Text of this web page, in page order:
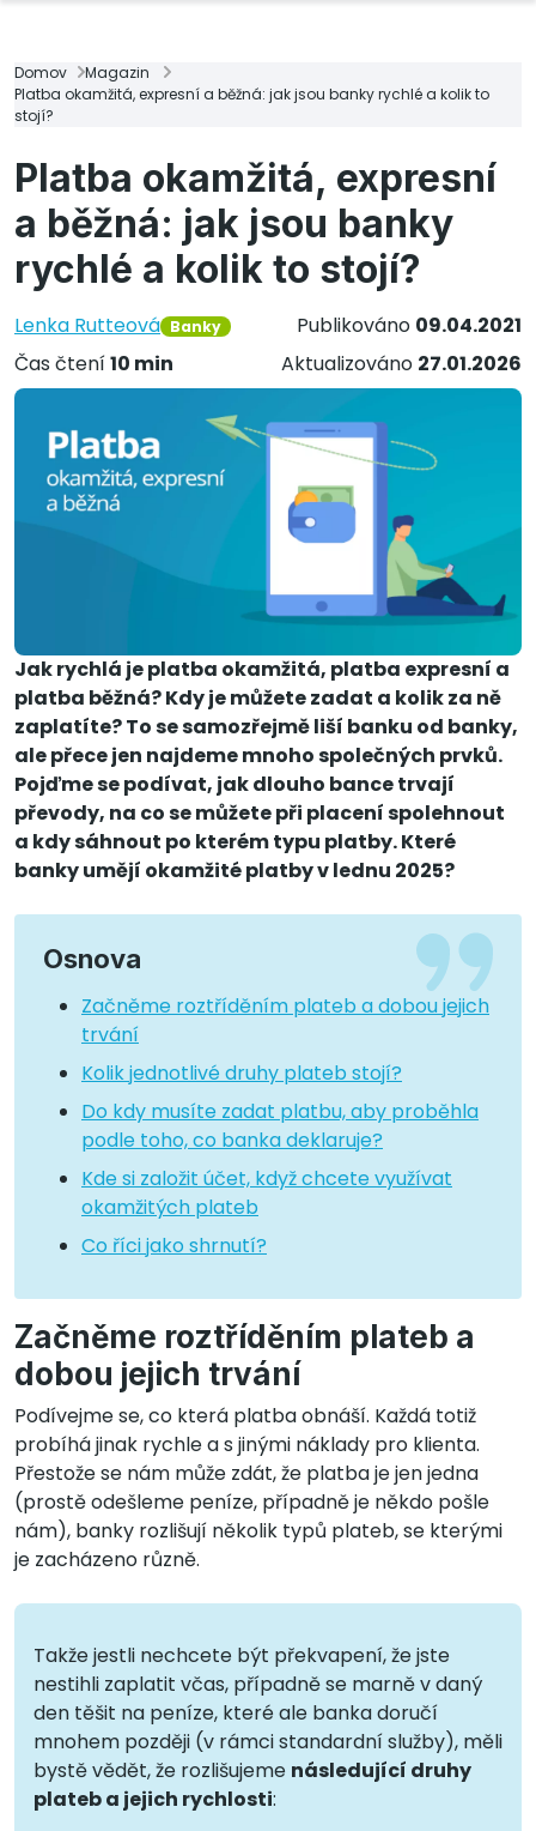
Domov
Magazin
Platba okamžitá, expresní a běžná: jak jsou banky rychlé a kolik to
stojí?
Platba okamžitá, expresní
a běžná: jak jsou banky
rychlé a kolik to stojí?
Lenka Rutteová Banky Publikováno 09.04.2021
Čas čtení10 min Aktualizováno 27.01.2026
Jak rychlá je platba okamžitá, platba expresní a
platba běžná? Kdy je můžete zadat a kolik za ně
zaplatíte? To se samozřejmě liší banku od banky,
ale přece jen najdeme mnoho společných prvků.
Pojďme se podívat, jak dlouho bance trvají
převody, na co se můžete při placení spolehnout
a kdy sáhnout po kterém typu platby. Které
banky umějí okamžité platby v lednu 2025?
Osnova
Začněme roztříděním plateb a dobou jejich
trvání
Kolik jednotlivé druhy plateb stojí?
Do kdy musíte zadat platbu, aby proběhla
podle toho, co banka deklaruje?
Kde si založit účet, když chcete využívat
okamžitých plateb
Co říci jako shrnutí?
Začněme roztříděním plateb a
dobou jejich trvání
Podívejme se, co která platba obnáší. Každá totiž
probíhá jinak rychle a s jinými náklady pro klienta.
Přestože se nám může zdát, že platba je jen jedna
(prostě odešleme peníze, případně je někdo pošle
nám), banky rozlišují několik typů plateb, se kterými
je zacházeno různě.
Takže jestli nechcete být překvapení, že jste
nestihli zaplatit včas, případně se marně v daný
den těšit na peníze, které ale banka doručí
mnohem později (v rámci standardní služby), měli
bystě vědět, že rozlišujeme následující druhy
plateb a jejich rychlosti: